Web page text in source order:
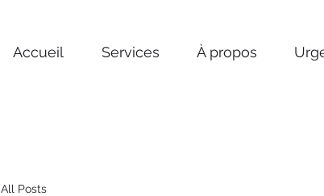
Accueil Services À propos
All Posts